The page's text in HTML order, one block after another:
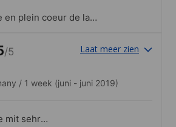
en plein coeur de la
/5 Laat meer zien
/ 1 week (juni - juni 2019)
mit sehr